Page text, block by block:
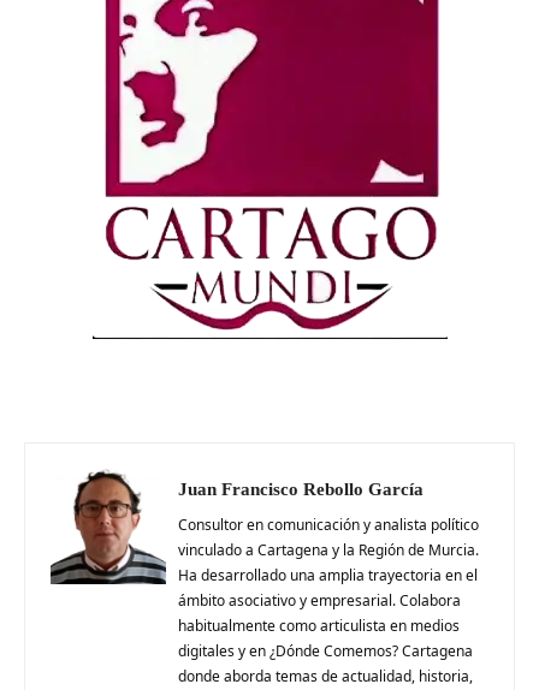
Juan Francisco Rebollo García
Consultor en comunicación y analista político
vinculado a Cartagena y la Región de Murcia.
Ha desarrollado una amplia trayectoria en el
ámbito asociativo y empresarial. Colabora
habitualmente como articulista en medios
digitales y en ¿Dónde Comemos? Cartagena
donde aborda temas de actualidad, historia,